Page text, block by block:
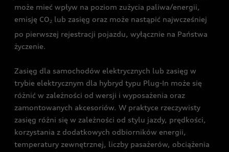
może mieć wpływ na poziom zużycia paliwa/energii,
emisję CO2 lub zasięg oraz może nastąpić najwcześniej
po pierwszej rejestracji pojazdu, wyłącznie na Państwa
życzenie.
Zasięg dla samochodów elektrycznych lub zasięg w
trybie elektrycznym dla hybryd typu Plug-In może się
różnić w zależności od wersji i wyposażenia oraz
zamontowanych akcesoriów. W praktyce rzeczywisty
zasięg różni się w zależności od stylu jazdy, prędkości,
korzystania z dodatkowych odbiorników energii,
temperatury zewnętrznej, liczby pasażerów, obciążenia